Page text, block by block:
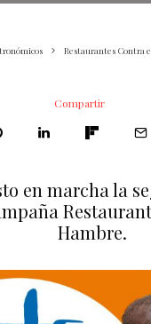
Restaurantes Contra
Compartir
en marcha la
Hambre.